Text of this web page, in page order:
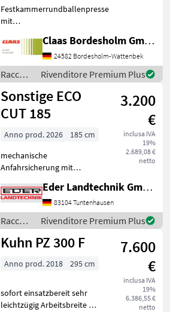
Festkammerrundballenpresse
mit
1, 25 m Presskammerbreite
1, 20 m / in
Serienausrüstung: Pickup:
Aufnahmebreite 2, 10 m / 4
Zinkenreihen, kurvenb
Claas Bordesholm GmbH
24582 Bordesholm-Wattenbek
Raccolta
mangimi
/ Claas
Rivenditore Premium Plus
Sonstige ECO
CUT 185
3.200
€
inclusa IVA
19%
2.689,08 €
netto
Anno prod. 2026
185 cm
mechanische
Anfahrsicherung mit
Schnitthöhenverstellung
mithilfe von Distanzringen
auf den Mähteller Schlüssel
für Messerschnellwechsel
Arbe
Eder Landtechnik GmbH
83104 Tuntenhausen
Raccolta
mangimi
/
Rivenditore Premium Plus
Kuhn PZ 300 F
7.600
€
inclusa IVA
19%
6.386,55 €
netto
Anno prod. 2018 295 cm
sofort einsatzbereit sehr
leichtzügig Arbeitsbreite 2,